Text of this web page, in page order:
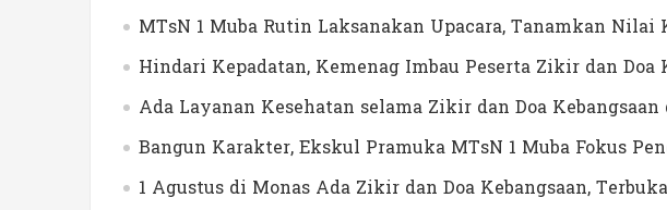
MTsN 1 Muba Rutin Laksanakan Upacara, Tanamkan Nilai
Hindari Kepadatan, Kemenag Imbau Peserta Zikir dan Doa
Ada Layanan Kesehatan selama Zikir dan Doa
Bangun Karakter, Ekskul Pramuka MTsN 1 Muba Fokus
1 Agustus di Monas Ada Zikir dan Doa Kebangsaan,